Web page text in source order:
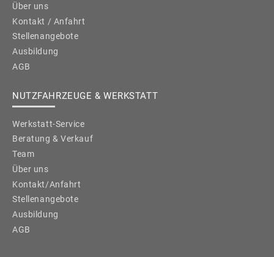
Über uns
Kontakt / Anfahrt
Stellenangebote
Ausbildung
AGB
NUTZFAHRZEUGE & WERKSTATT
Werkstatt-Service
Beratung & Verkauf
Team
Über uns
Kontakt/Anfahrt
Stellenangebote
Ausbildung
AGB